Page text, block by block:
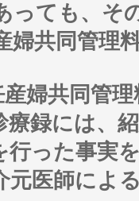
っても、そ
婦共同管理
婦共同管
療録には、
行った事実
元医師によ